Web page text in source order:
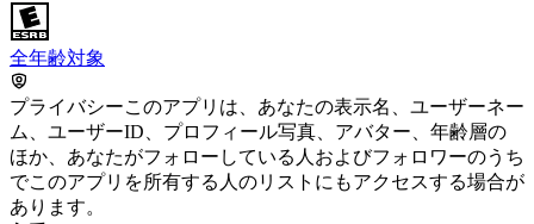
全年齢対象
プライバシーこのアプリは、あなたの表示名、ユーザーネー
ム、ユーザーID、プロフィール写真、アバター、年齢層の
ほか、あなたがフォローしている人およびフォロワーのうち
でこのアプリを所有する人のリストにもアクセスする場合が
あります。